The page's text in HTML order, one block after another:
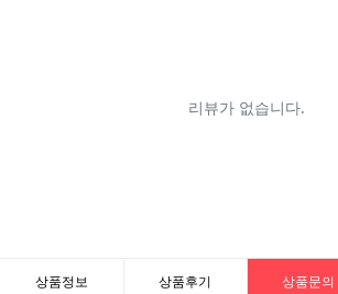
상품정보 상품후기 상품문의